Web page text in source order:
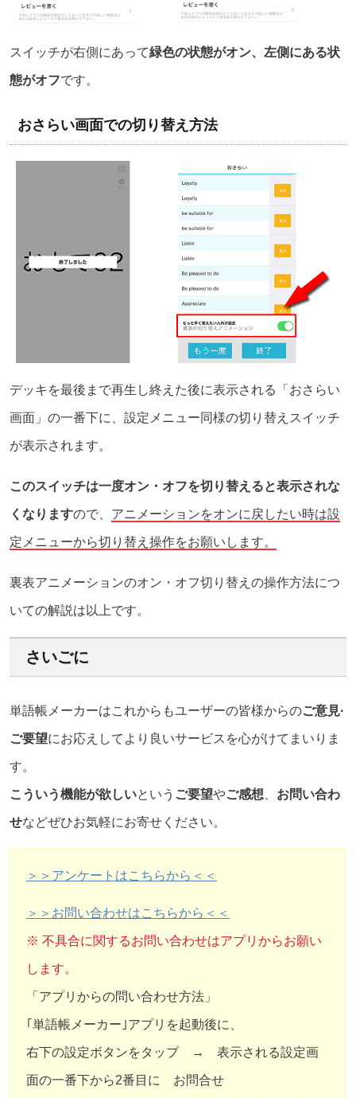
スイッチが右側にあって緑色の状態がオン、左側にある状
態がオフです。
おさらい画面での切り替え方法
デッキを最後まで再生し終えた後に表示される「おさらい
画面」の一番下に、設定メニュー同様の切り替えスイッチ
が表示されます。
このスイッチは一度オン・オフを切り替えると表示されな
くなりますので、 アニメーションをオンに戻したい時は設
定メニューから切り替え操作をお願いします。
裏表アニメーションのオン・オフ切り替えの操作方法につ
いての解説は以上です。
さいごに
単語帳メーカーはこれからもユーザーの皆様からのご意見·
ご要望にお応えしてより良いサービスを心がけてまいりま
す。
こういう機能が欲しいという ご要望やご感想、 お問い合わ
せなどぜひお気軽にお寄せください。
＞＞アンケートはこちらから＜＜
＞＞お問い合わせはこちらから＜＜
※ 不具合に関するお問い合わせはアプリからお願い
します。
「アプリからの問い合わせ方法」
｢単語帳メーカー｣アプリを起動後に、
右下の設定ボタンをタップ → 表示される設定画
面の一番下から2番目に お問合せ